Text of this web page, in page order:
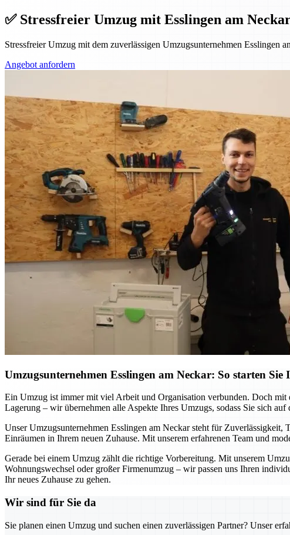
✅ Stressfreier Umzug mit Esslingen am
Stressfreier Umzug mit dem zuverlässigen Umzugsunternehmen Esslingen
Angebot anfordern
Umzugsunternehmen Esslingen am Neckar: So starten
Ein Umzug ist immer mit viel Arbeit und Organisation verbunden. Doch mit
Lagerung – wir übernehmen alle Aspekte Ihres Umzugs, sodass Sie sich
Unser Umzugsunternehmen Esslingen am Neckar steht für
Einräumen in Ihrem neuen Zuhause. Mit unserem erfahrenen Team und
Gerade bei einem Umzug zählt die richtige Vorbereitung. Mit unserem
Wohnungswechsel oder großer Firmenumzug – wir passen uns Ihren
Ihr neues Zuhause zu gehen.
Wir sind für Sie da
Sie planen einen Umzug und suchen einen zuverlässigen Partner? Unser